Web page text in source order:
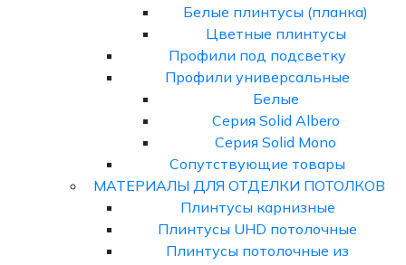
Белые плинтусы (планка)
Цветные плинтусы
Профили под подсветку
Профили универсальные
Белые
Серия Solid Albero
Серия Solid Mono
Сопутствующие товары
МАТЕРИАЛЫ ДЛЯ ОТДЕЛКИ ПОТОЛКОВ
Плинтусы карнизные
Плинтусы UHD потолочные
Плинтусы потолочные из